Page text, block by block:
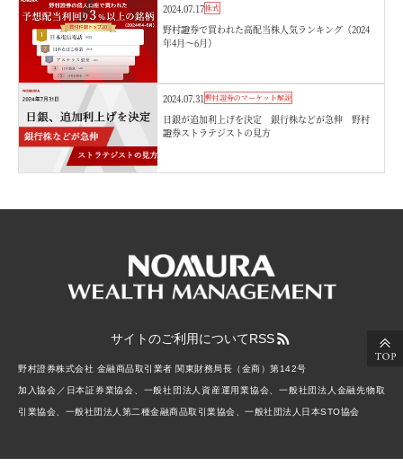
2024.07.17株式
野村證券で買われた高配当株人気ランキング（2024
年4月～6月）
2024.07.31 野村證券のマーケット解説
日銀が追加利上げを決定 銀行株などが急伸 野村
證券ストラテジストの見方
サイトのご利用についてRSS
野村證券株式会社 金融商品取引業者 関東財務局長（金商）第142号
加入協会／日本証券業協会、一般社団法人資産運用業協会、一般社団法人金融先物取
引業協会、一般社団法人第二種金融商品取引業協会、一般社団法人日本STO協会